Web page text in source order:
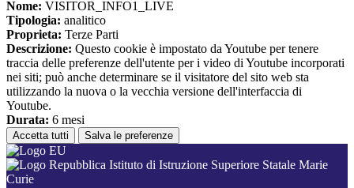
Nome: VISITOR_INFO1_LIVE
Tipologia: analitico
Proprieta: Terze Parti
Descrizione: Questo cookie è impostato da Youtube per tenere
traccia delle preferenze dell'utente per i video di Youtube incorporati
nei siti; può anche determinare se il visitatore del sito web sta
utilizzando la nuova o la vecchia versione dell'interfaccia di
Youtube.
Durata: 6 mesi
Accetta tutti Salva le preferenze
Istituto di Istruzione Superiore Statale Marie
Curie